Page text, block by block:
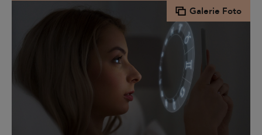
Galerie Foto